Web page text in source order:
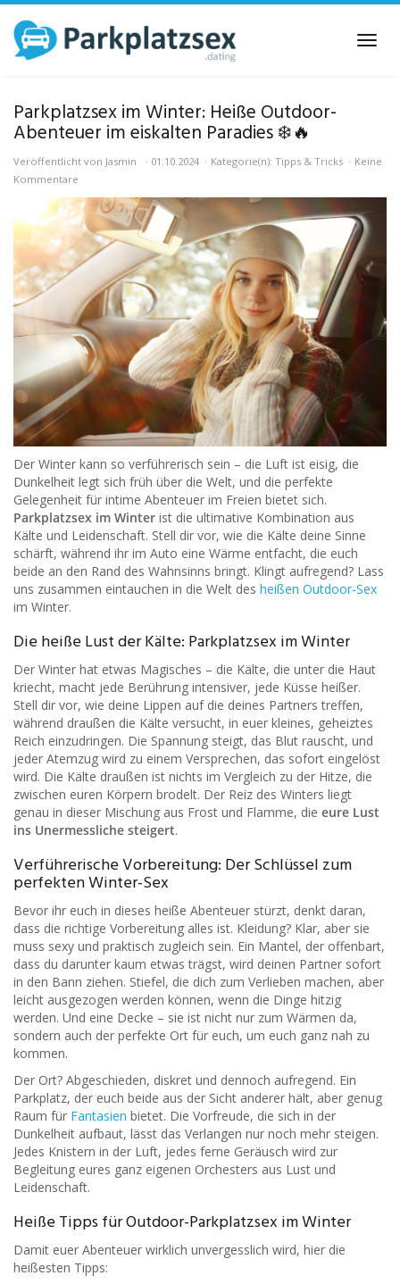
Skip
main
content
Parkplatzsex im Winter: Heiße Outdoor-
Abenteuer im eiskalten Paradies ❄️🔥
Veröffentlicht von Jasmin 01.10.2024 Kategorie(n): Tipps & Tricks
Keine
Kommentare
Der Winter kann so verführerisch sein – die Luft ist eisig, die
Dunkelheit legt sich früh über die Welt, und die perfekte
Gelegenheit für intime Abenteuer im Freien bietet sich.
Parkplatzsex im Winter ist die ultimative Kombination aus
Kälte und Leidenschaft. Stell dir vor, wie die Kälte deine Sinne
schärft, während ihr im Auto eine Wärme entfacht, die euch
beide an den Rand des Wahnsinns bringt. Klingt aufregend? Lass
uns zusammen eintauchen in die Welt des heißen Outdoor-Sex
im Winter.
Die heiße Lust der Kälte: Parkplatzsex im Winter
Der Winter hat etwas Magisches – die Kälte, die unter die Haut
kriecht, macht jede Berührung intensiver, jede Küsse heißer.
Stell dir vor, wie deine Lippen auf die deines Partners treffen,
während draußen die Kälte versucht, in euer kleines, geheiztes
Reich einzudringen. Die Spannung steigt, das Blut rauscht, und
jeder Atemzug wird zu einem Versprechen, das sofort eingelöst
wird. Die Kälte draußen ist nichts im Vergleich zu der Hitze, die
zwischen euren Körpern brodelt. Der Reiz des Winters liegt
genau in dieser Mischung aus Frost und Flamme, die eure Lust
ins Unermessliche steigert.
Verführerische Vorbereitung: Der Schlüssel zum
perfekten Winter-Sex
Bevor ihr euch in dieses heiße Abenteuer stürzt, denkt daran,
dass die richtige Vorbereitung alles ist. Kleidung? Klar, aber sie
muss sexy und praktisch zugleich sein. Ein Mantel, der offenbart,
dass du darunter kaum etwas trägst, wird deinen Partner sofort
in den Bann ziehen. Stiefel, die dich zum Verlieben machen, aber
leicht ausgezogen werden können, wenn die Dinge hitzig
werden. Und eine Decke – sie ist nicht nur zum Wärmen da,
sondern auch der perfekte Ort für euch, um euch ganz nah zu
kommen.
Der Ort? Abgeschieden, diskret und dennoch aufregend. Ein
Parkplatz, der euch beide aus der Sicht anderer hält, aber genug
Raum für Fantasien bietet. Die Vorfreude, die sich in der
Dunkelheit aufbaut, lässt das Verlangen nur noch mehr steigen.
Jedes Knistern in der Luft, jedes ferne Geräusch wird zur
Begleitung eures ganz eigenen Orchesters aus Lust und
Leidenschaft.
Heiße Tipps für Outdoor-Parkplatzsex im Winter
Damit euer Abenteuer wirklich unvergesslich wird, hier die
heißesten Tipps: